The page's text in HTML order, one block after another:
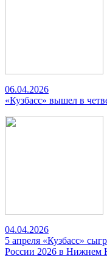
06.04.2026
«Кузбасс» вышел в
04.04.2026
5 апреля «Кузбасс»
России 2026 в Нижнем